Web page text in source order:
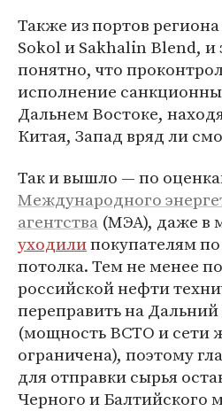
Также из портов
Sokol и Sakhalin Blend, и
понятно, что
исполнение
Дальнем Востоке,
Китая, Запад вряд ли
Так и вышло — по
Международного
агентства (МЭА), даже в
уходилипокупателям
потолка. Тем не менее
российской нефти
переправить на
(мощность ВСТО и сети
ограничена), поэтому
для отправки сырья
Черного и Балтийского